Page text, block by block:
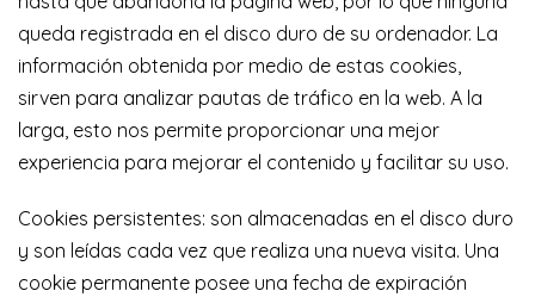
queda registrada en el disco duro de su ordenador. La
información obtenida por medio de estas cookies,
sirven para analizar pautas de tráfico en la web. A la
larga, esto nos permite proporcionar una mejor
experiencia para mejorar el contenido y facilitar su uso.
Cookies persistentes: son almacenadas en el disco duro
y son leídas cada vez que realiza una nueva visita. Una
cookie permanente posee una fecha de expiración